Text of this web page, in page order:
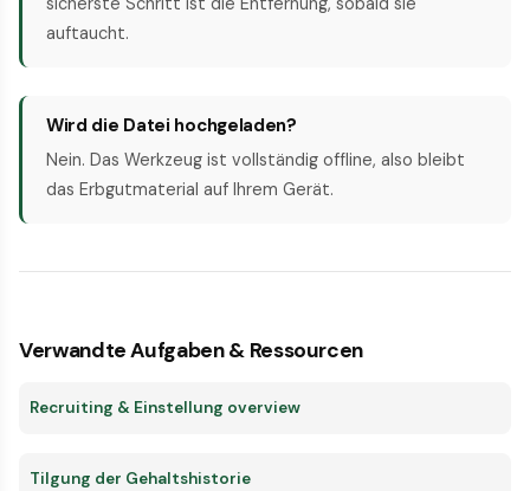
auftaucht.
Wird die Datei hochgeladen?
Nein. Das Werkzeug ist vollständig offline, also bleibt
das Erbgutmaterial auf Ihrem Gerät.
Verwandte Aufgaben & Ressourcen
Recruiting & Einstellung overview
Tilgung der Gehaltshistorie